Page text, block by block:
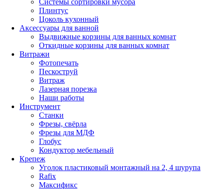
Плинтус
Цоколь кухонный
Аксессуары для ванной
Выдвижные корзины для ванных комнат
Откидные корзины для ванных комнат
Витражи
Фотопечать
Пескоструй
Витраж
Лазерная порезка
Наши работы
Инструмент
Станки
Фрезы, свёрла
Фрезы для МДФ
Глобус
Кондуктор мебельный
Крепеж
Уголок пластиковый монтажный на 2, 4 шурупа
Rafix
Максификс